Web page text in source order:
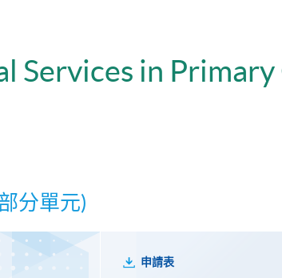
Services in Primary
分單元)
申請表